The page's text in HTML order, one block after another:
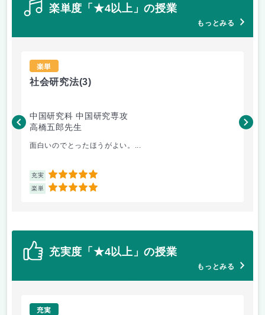
楽単度「★4以上」の授業
もっとみる
楽単
社会研究法(3)
中国研究科 中国研究専攻
高橋五郎先生
面白いのでとったほうがよい。...
充実 5
楽単 5
木
充実度「★4以上」の授業
もっとみる
充実